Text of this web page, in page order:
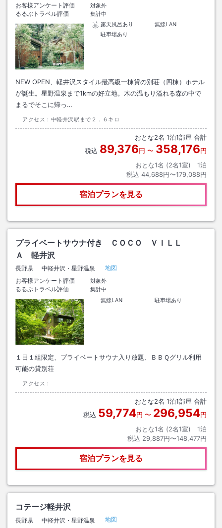
お客様アンケート評価
対象外
るるぶトラベル評価
集計中
露天風呂あり
無線LAN
駐車場あり
NEW OPEN、軽井沢スタイル最高級一棟貸の別荘（四棟）ホテル
が誕生。星野温泉まで1kmの好立地。木の温もり溢れる森の中で
まるでそこに帰っ…
アクセス： 中軽井沢駅まで２．６キロ
おとな2名 1泊1部屋 合計
税込 89,376円 〜 358,176円
おとな1名 (2名1室)｜ 1泊
税込 44,688円〜179,088円
宿泊プランを見る
プライベートサウナ付き ＣＯＣＯ ＶＩＬＬ
Ａ 軽井沢
長野県 中軽井沢・星野温泉
地図
お客様アンケート評価
対象外
るるぶトラベル評価
集計中
無線LAN
駐車場あり
１日１組限定、プライベートサウナ入り放題、ＢＢＱグリル利用
可能の貸別荘
アクセス：
おとな2名 1泊1部屋 合計
税込 59,774円 〜 296,954円
おとな1名 (2名1室)｜ 1泊
税込 29,887円〜148,477円
宿泊プランを見る
コテージ軽井沢
長野県 中軽井沢・星野温泉
地図